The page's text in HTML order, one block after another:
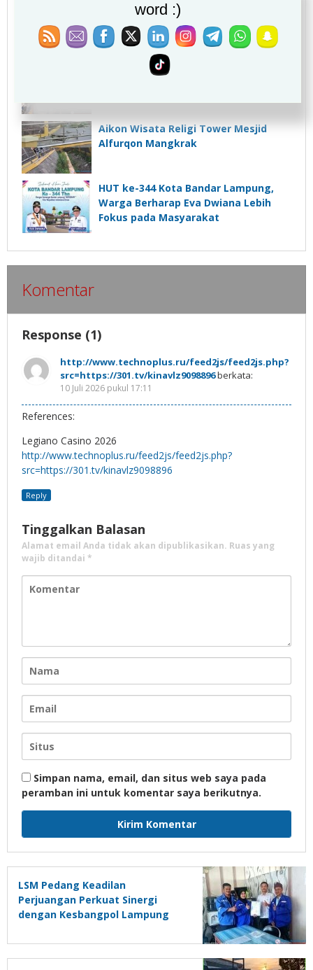
Syiar Khilafatul Muslimin, 1 Muharram
1448H
Ormas Lampung Desak Kejati Usut
Aikon Wisata Religi Tower Mesjid
Alfurqon Mangkrak
HUT ke-344 Kota Bandar Lampung,
Warga Berharap Eva Dwiana Lebih
Fokus pada Masyarakat
Komentar
Response (1)
http://www.technoplus.ru/feed2js/feed2js.php?
src=https://301.tv/kinavlz9098896berkata:
10 Juli 2026 pukul 17:11
References:
Legiano Casino 2026
http://www.technoplus.ru/feed2js/feed2js.php?
src=https://301.tv/kinavlz9098896
Reply
Tinggalkan Balasan
Alamat email Anda tidak akan dipublikasikan. Ruas yang
wajib ditandai *
Simpan nama, email, dan situs web saya pada
peramban ini untuk komentar saya berikutnya.
LSM Pedang Keadilan
Perjuangan Perkuat Sinergi
dengan Kesbangpol Lampung
word :)